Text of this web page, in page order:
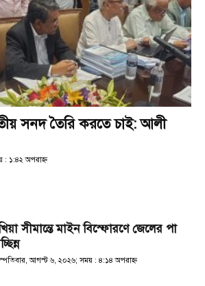
সনদ তৈরি করতে চাই: আলী
: ১:৪২ অপরাহ্ণ
সীমান্তে মাইন বিস্ফোরণে জেলের পা
আগস্ট ৬, ২০২৬; সময় : ৪:১৪ অপরাহ্ণ